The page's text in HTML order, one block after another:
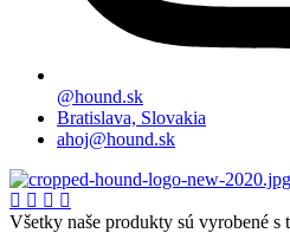
@hound.sk
Bratislava, Slovakia
ahoj@hound.sk
Všetky naše produkty sú vyrobené s